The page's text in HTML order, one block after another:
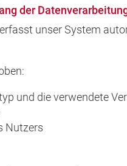
der
unser System
und die verwendete
Nutzers